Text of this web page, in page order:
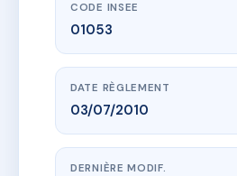
CODE INSEE
01053
DATE RÈGLEMENT
03/07/2010
DERNIÈRE MODIF.